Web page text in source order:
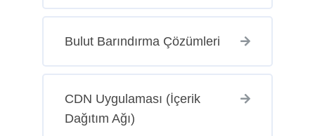
Bulut Barındırma Çözümleri
CDN Uygulaması (İçerik
Dağıtım Ağı)